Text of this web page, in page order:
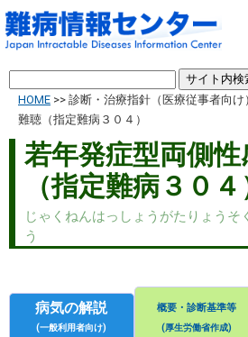
HOME >> 診断・治療指針（医療従事者向け
難聴（指定難病３０４）
若年発症型両側
（指定難病３０４
じゃくねんはっしょうがたりょうそ
う
病気の解説
(一般利用者向け)
概要・診断基準等
(厚生労働省作成)